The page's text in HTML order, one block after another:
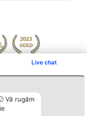
Live chat
Vă rugăm
mai multe >>